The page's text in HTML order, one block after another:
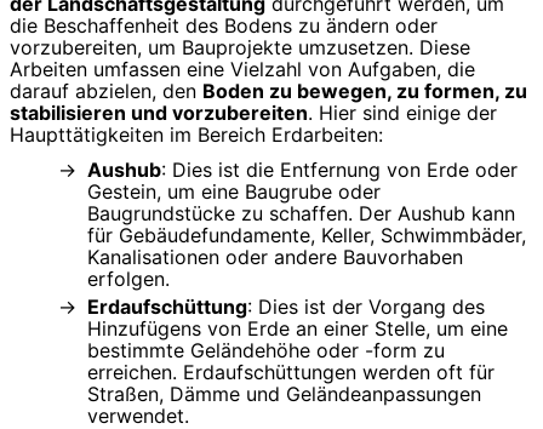
die Beschaffenheit des Bodens zu ändern oder
vorzubereiten, um Bauprojekte umzusetzen. Diese
Arbeiten umfassen eine Vielzahl von Aufgaben, die
darauf abzielen, den Boden zu bewegen, zu formen, zu
stabilisieren und vorzubereiten. Hier sind einige der
Haupttätigkeiten im Bereich Erdarbeiten:
Aushub: Dies ist die Entfernung von Erde oder
Gestein, um eine Baugrube oder
Baugrundstücke zu schaffen. Der Aushub kann
für Gebäudefundamente, Keller, Schwimmbäder,
Kanalisationen oder andere Bauvorhaben
erfolgen.
Erdaufschüttung: Dies ist der Vorgang des
Hinzufügens von Erde an einer Stelle, um eine
bestimmte Geländehöhe oder -form zu
erreichen. Erdaufschüttungen werden oft für
Straßen, Dämme und Geländeanpassungen
verwendet.